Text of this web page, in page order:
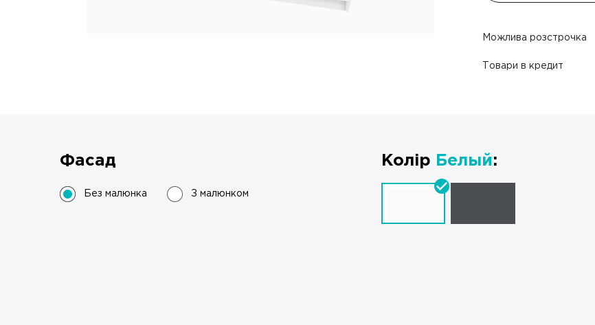
Можлива розстрочка
Товари в кредит
Фасад
Без малюнка З малюнком
Колір Белый: